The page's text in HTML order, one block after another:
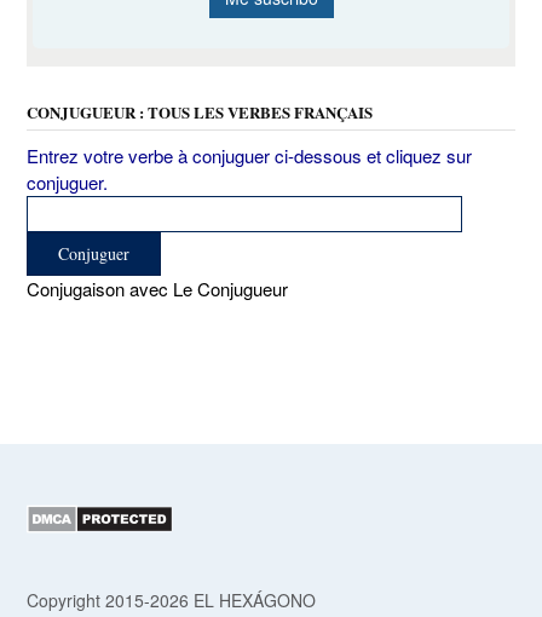
CONJUGUEUR : TOUS LES VERBES FRANÇAIS
Entrez votre verbe à conjuguer ci-dessous et cliquez sur
conjuguer.
Conjugaison avec Le Conjugueur
Copyright 2015-2026 EL HEXÁGONO